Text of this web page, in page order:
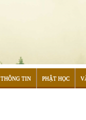
THÔNG TIN PHẬT HỌC